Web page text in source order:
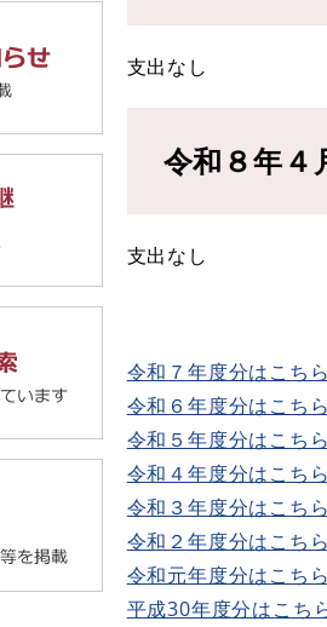
支出なし
令和８年４
支出なし
令和７年度分はこちら
​令和６年度分はこちら
令和５年度分はこちら
令和４年度分はこちら
令和３年度分はこちら
令和２年度分はこちら
令和元年度分はこちら
平成30年度分はこち